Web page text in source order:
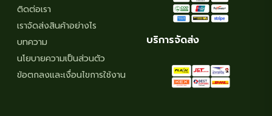
ติดต่อเรา
เราจัดส่งสินค้าอย่างไร
บทความ
นโยบายความเป็นส่วนตัว
ข้อตกลงและเงื่อนไขการใช้งาน
บริการจัดส่ง